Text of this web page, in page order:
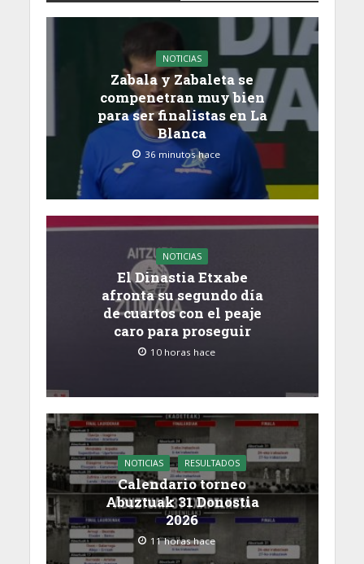
NOTICIAS
Zabala y Zabaleta se
compenetran muy bien
para ser finalistas en La
Blanca
36 minutos hace
NOTICIAS
El Dinastia Etxabe
afronta su segundo día
de cuartos con el peaje
caro para proseguir
10 horas hace
NOTICIAS RESULTADOS
Calendario torneo
Abuztuak 31 Donostia
2026
11 horas hace